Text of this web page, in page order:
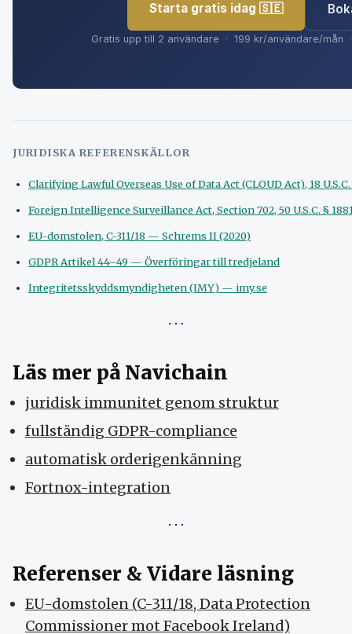
Starta gratis idag 🇸🇪
Gratis upp till 2 användare · 199 kr/användare/mån
JURIDISKA REFERENSKÄLLOR
Clarifying Lawful Overseas Use of Data Act (CLOUD Act), 18 U.S.C.
Foreign Intelligence Surveillance Act, Section 702, 50 U.S.C. §
EU-domstolen, C-311/18 — Schrems II (2020)
GDPR Artikel 44–49 — Överföringar till tredjeland
Integritetsskyddsmyndigheten (IMY) — imy.se
Läs mer på Navichain
juridisk immunitet genom struktur
fullständig GDPR-compliance
automatisk orderigenkänning
Fortnox-integration
Referenser & Vidare läsning
EU-domstolen (C-311/18, Data Protection
Commissioner mot Facebook Ireland)